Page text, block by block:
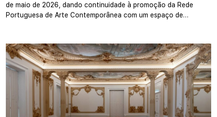
de maio de 2026, dando continuidade à promoção da Rede
Portuguesa de Arte Contemporânea com um espaço de…